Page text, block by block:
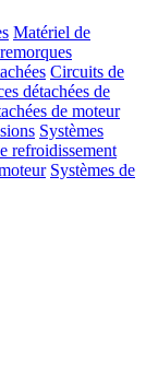
Matériel de
Circuits de
détachées de
de moteur
Systèmes
refroidissement
Systèmes de